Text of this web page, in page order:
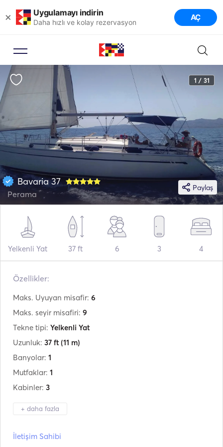
× Uygulamayı indirin
Daha hızlı ve kolay rezervasyon AÇ
1 / 31
Paylaş
Bavaria 37
Perama
Yelkenli Yat 37 ft 6 3 4
Özellikler:
Maks. Uyuyan misafir: 6
Maks. seyir misafiri: 9
Tekne tipi: Yelkenli Yat
Uzunluk: 37 ft (11 m)
Banyolar: 1
Mutfaklar: 1
Kabinler: 3
+ daha fazla
İletişim Sahibi